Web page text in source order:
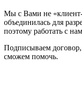
Мы с Вами не
объединилась для
поэтому работать с
Подписываем договор,
сможем помочь.